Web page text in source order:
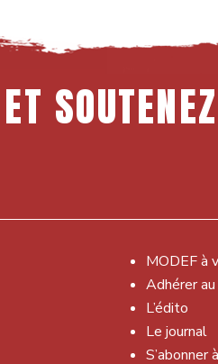
ET SOUTENEZ
MODEF à
Adhérer
L’édito
Le journal
S’abonner